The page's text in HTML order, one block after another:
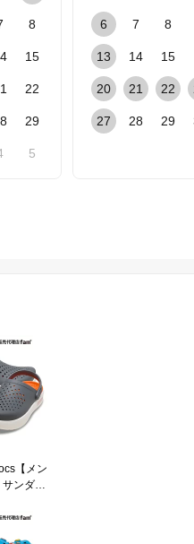
8
15
22
29
5
6 7 8
13 14 15
20 21 22
27 28 29
【メン
サンダ
イン
ッグ/209